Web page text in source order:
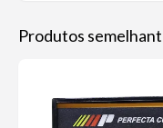
Produtos